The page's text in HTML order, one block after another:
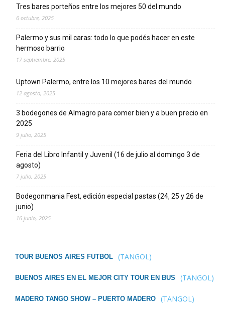
Tres bares porteños entre los mejores 50 del mundo
6 octubre, 2025
Palermo y sus mil caras: todo lo que podés hacer en este
hermoso barrio
17 septiembre, 2025
Uptown Palermo, entre los 10 mejores bares del mundo
12 agosto, 2025
3 bodegones de Almagro para comer bien y a buen precio en
2025
9 julio, 2025
Feria del Libro Infantil y Juvenil (16 de julio al domingo 3 de
agosto)
7 julio, 2025
Bodegonmania Fest, edición especial pastas (24, 25 y 26 de
junio)
16 junio, 2025
TOUR BUENOS AIRES FUTBOL (TANGOL)
BUENOS AIRES EN EL MEJOR CITY TOUR EN BUS (TANGOL)
MADERO TANGO SHOW – PUERTO MADERO (TANGOL)